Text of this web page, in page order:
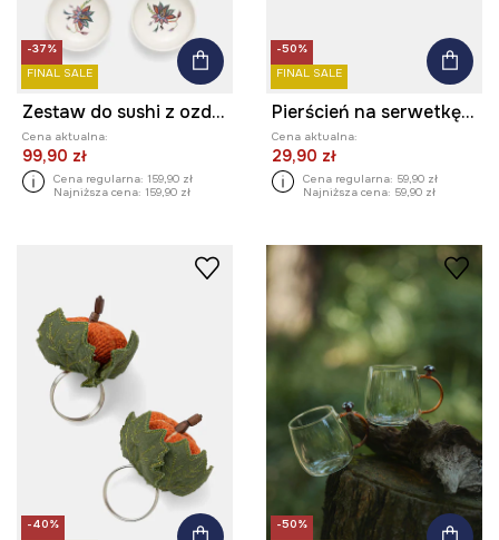
-37%
FINAL SALE
Zestaw do sushi z ozdobnym wzorem
Cena aktualna:
99,90 zł
Cena regularna: 159,90 zł
Najniższa cena: 159,90 zł
-50%
FINAL SALE
Pierścień na serwetkę - grzyb (2-pack)
Cena aktualna:
29,90 zł
Cena regularna: 59,90 zł
Najniższa cena: 59,90 zł
-40%
-50%